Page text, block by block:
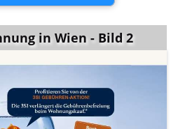
in Wien - Bild 2